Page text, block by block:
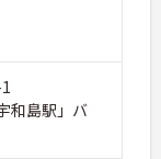
和島駅」バ